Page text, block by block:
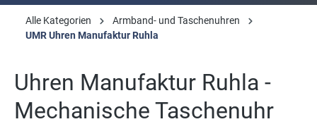
Alle Kategorien
Armband- und Taschenuhren
UMR Uhren Manufaktur Ruhla
Uhren Manufaktur Ruhla -
Mechanische Taschenuhr